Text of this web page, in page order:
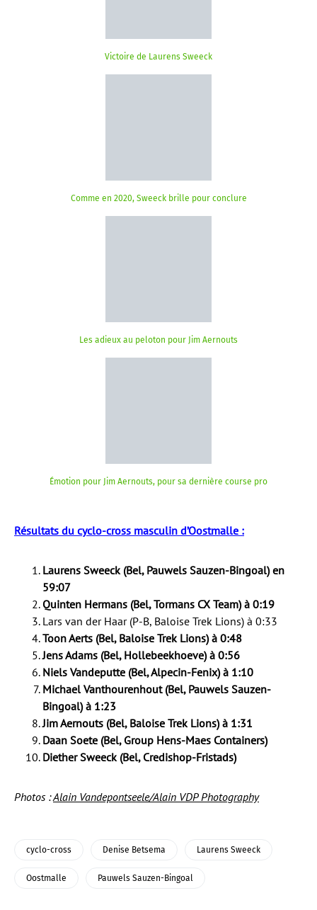
Victoire de Laurens Sweeck
Comme en 2020, Sweeck brille pour conclure
Les adieux au peloton pour Jim Aernouts
Émotion pour Jim Aernouts, pour sa dernière course pro
Résultats du cyclo-cross masculin d’Oostmalle :
Laurens Sweeck (Bel, Pauwels Sauzen-Bingoal) en
59:07
Quinten Hermans (Bel, Tormans CX Team) à 0:19
Lars van der Haar (P-B, Baloise Trek Lions) à 0:33
Toon Aerts (Bel, Baloise Trek Lions) à 0:48
Jens Adams (Bel, Hollebeekhoeve) à 0:56
Niels Vandeputte (Bel, Alpecin-Fenix) à 1:10
Michael Vanthourenhout (Bel, Pauwels Sauzen-
Bingoal) à 1:23
Jim Aernouts (Bel, Baloise Trek Lions) à 1:31
Daan Soete (Bel, Group Hens-Maes Containers)
Diether Sweeck (Bel, Credishop-Fristads)
Photos :Alain Vandepontseele/Alain VDP Photography
cyclo-cross Denise Betsema Laurens Sweeck
Oostmalle Pauwels Sauzen-Bingoal